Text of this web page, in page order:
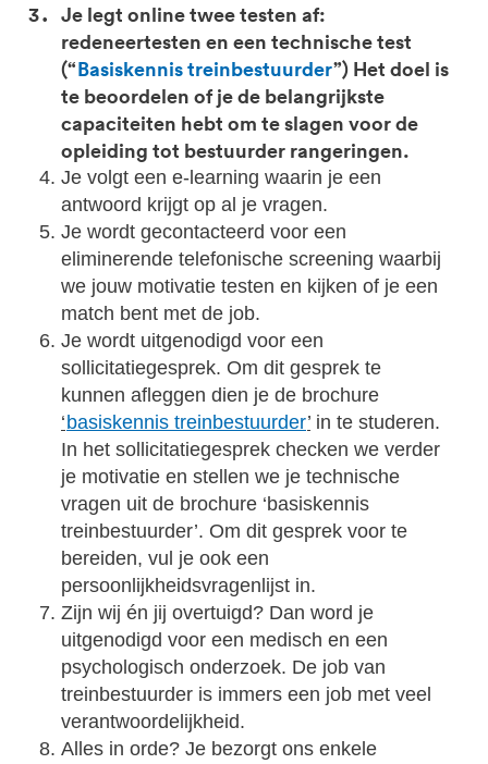
Je legt online twee testen af:
redeneertesten en een technische test
(“Basiskennis treinbestuurder”) Het doel is
te beoordelen of je de belangrijkste
capaciteiten hebt om te slagen voor de
opleiding tot bestuurder rangeringen.
Je volgt een e-learning waarin je een
antwoord krijgt op al je vragen.
Je wordt gecontacteerd voor een
eliminerende telefonische screening waarbij
we jouw motivatie testen en kijken of je een
match bent met de job.
Je wordt uitgenodigd voor een
sollicitatiegesprek. Om dit gesprek te
kunnen afleggen dien je de brochure
‘ basiskennis treinbestuurder’ in te studeren.
In het sollicitatiegesprek checken we verder
je motivatie en stellen we je technische
vragen uit de brochure ‘basiskennis
treinbestuurder’. Om dit gesprek voor te
bereiden, vul je ook een
persoonlijkheidsvragenlijst in.
Zijn wij én jij overtuigd? Dan word je
uitgenodigd voor een medisch en een
psychologisch onderzoek. De job van
treinbestuurder is immers een job met veel
verantwoordelijkheid.
Alles in orde? Je bezorgt ons enkele